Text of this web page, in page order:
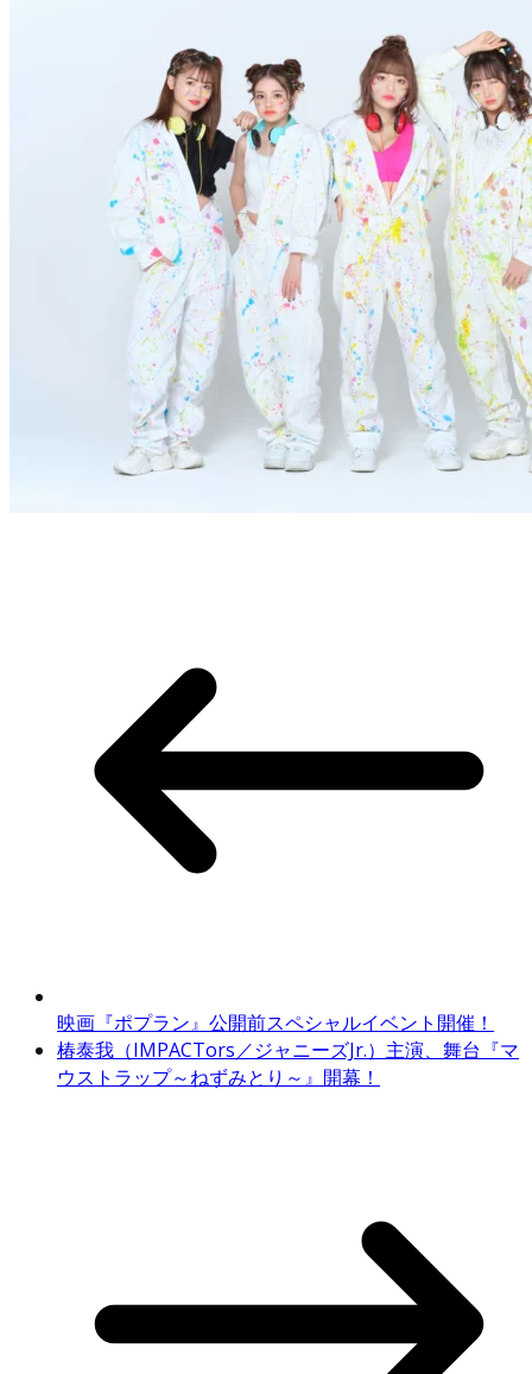
映画『ポプラン』公開前スペシャルイベント開催！
椿泰我（IMPACTors／ジャニーズJr.）主演、舞台『マ
ウストラップ～ねずみとり～』開幕！